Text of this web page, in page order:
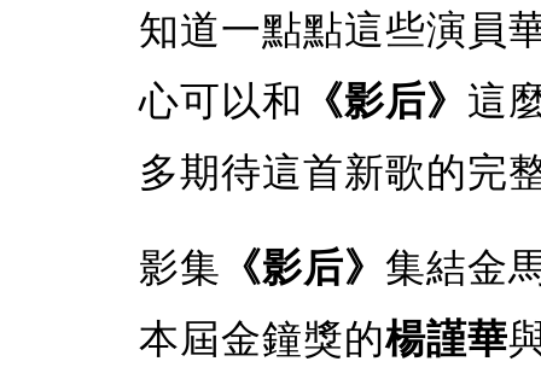
知道一點點這些演員
心可以和 《影后》 這
多期待這首新歌的完
影集 《影后》 集結金
本屆金鐘獎的楊謹華